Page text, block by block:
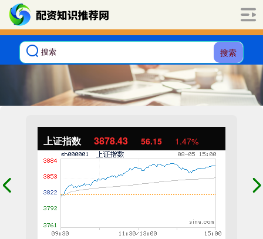
搜索
上证指数 3878.43 56.15 1.47%